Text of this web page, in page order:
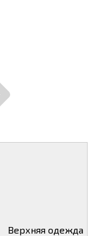
Верхняя одежда